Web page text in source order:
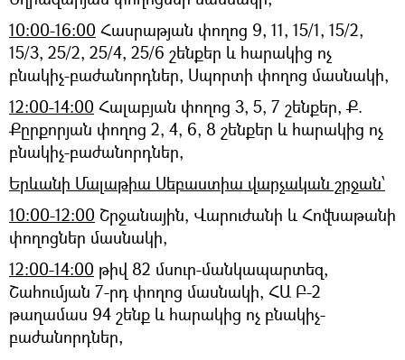
10:00-16:00 Հասրաթյան փողոց 9, 11, 15/1, 15/2,
15/3, 25/2, 25/4, 25/6 շենքեր և հարակից ոչ
բնակիչ-բաժանորդներ, Սպորտի փողոց մասնակի,
12:00-14:00 Հալաբյան փողոց 3, 5, 7 շենքեր, Ք.
Քըրքորյան փողոց 2, 4, 6, 8 շենքեր և հարակից ոչ
բնակիչ-բաժանորդներ,
Երևանի Մալաթիա Սեբաստիա վարչական շրջան՝
10:00-12:00 Շրջանային, Վարուժանի և Հովնաթանի
փողոցներ մասնակի,
12:00-14:00 թիվ 82 մսուր-մանկապարտեզ,
Շահումյան 7-րդ փողոց մասնակի, ՀԱ Բ-2
թաղամաս 94 շենք և հարակից ոչ բնակիչ-
բաժանորդներ,